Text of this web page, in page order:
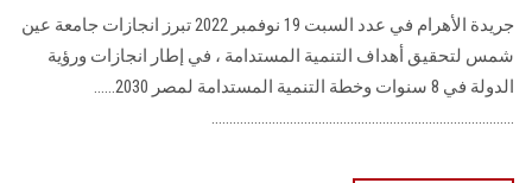
الزائـرون
سجل الان
جريدة الأهرام في عدد السبت 19 نوفمبر 2022 تبرز انجازات جامعة عين
شمس لتحقيق أهداف التنمية المستدامة ، في إطار انجازات ورؤية
الدولة في 8 سنوات وخطة التنمية المستدامة لمصر 2030......
.....................................................................................